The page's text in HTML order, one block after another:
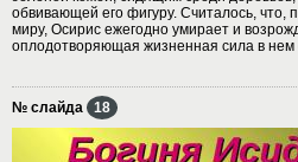
обвивающей его фигуру. Считалось, что,
миру, Осирис ежегодно умирает и
оплодотворяющая жизненная сила в нем
№ слайда 18